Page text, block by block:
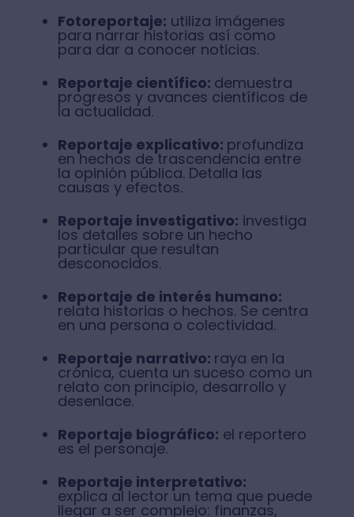
Fotoreportaje: utiliza imágenes
para narrar historias así como
para dar a conocer noticias.
Reportaje científico: demuestra
progresos y avances científicos de
la actualidad.
Reportaje explicativo: profundiza
en hechos de trascendencia entre
la opinión pública. Detalla las
causas y efectos.
Reportaje investigativo: investiga
los detalles sobre un hecho
particular que resultan
desconocidos.
Reportaje de interés humano:
relata historias o hechos. Se centra
en una persona o colectividad.
Reportaje narrativo: raya en la
crónica, cuenta un suceso como un
relato con principio, desarrollo y
desenlace.
Reportaje biográfico: el reportero
es el personaje.
Reportaje interpretativo:
explica al lector un tema que puede
llegar a ser complejo: finanzas,